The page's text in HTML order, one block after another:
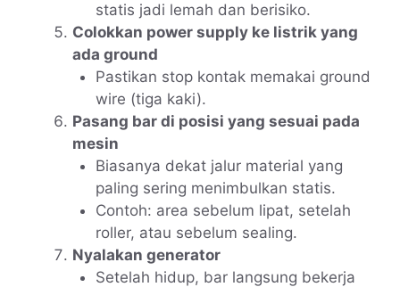
statis jadi lemah dan berisiko.
Colokkan power supply ke listrik yang
ada ground
Pastikan stop kontak memakai ground
wire (tiga kaki).
Pasang bar di posisi yang sesuai pada
mesin
Biasanya dekat jalur material yang
paling sering menimbulkan statis.
Contoh: area sebelum lipat, setelah
roller, atau sebelum sealing.
Nyalakan generator
Setelah hidup, bar langsung bekerja